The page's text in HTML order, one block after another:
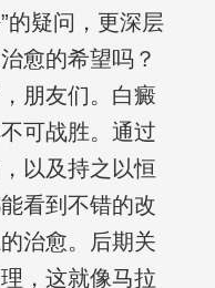
的疑问，更深层
愈的希望吗？
朋友们。白癜
可战胜。通过
以及持之以恒
看到不错的改
治愈。后期关
，这就像马拉